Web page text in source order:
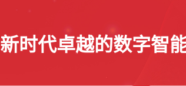
新时代卓越的数字智